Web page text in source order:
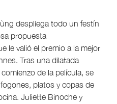
despliega todo un festín
propuesta
le valió el premio a la mejor
Tras una dilatada
de la película, se
platos y copas de
Juliette Binoche y